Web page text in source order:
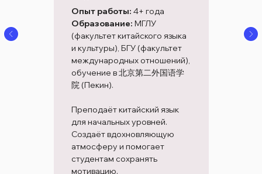
Опыт работы: 4+ года
Образование: МГЛУ
(факультет китайского языка
и культуры), БГУ (факультет
международных отношений),
обучение в 北京第二外国语学
院 (Пекин).
Преподаёт китайский язык
для начальных уровней.
Создаёт вдохновляющую
атмосферу и помогает
студентам сохранять
мотивацию.